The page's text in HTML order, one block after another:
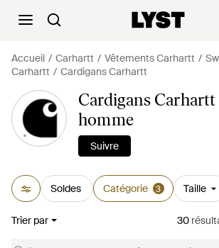
Accueil Carhartt Vêtements Carhartt
Carhartt
Cardigans Carhartt
Cardigans
homme
Suivre
Soldes Catégorie 3 Taille
Trier par 30